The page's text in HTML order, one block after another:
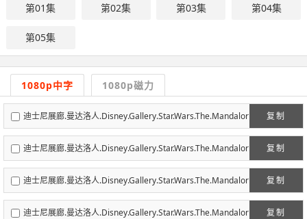
第01集 第02集 第03集 第04集
第05集
1080p中字 1080p磁力
复制
迪士尼展廊.曼达洛人.Disney.Gallery.Star.Wars.The.Mandalor
ian.S01E01.1080p.H265-NEW字幕组.mp4
复制
迪士尼展廊.曼达洛人.Disney.Gallery.Star.Wars.The.Mandalor
ian.S01E02.1080p.H265-NEW字幕组.mp4
复制
迪士尼展廊.曼达洛人.Disney.Gallery.Star.Wars.The.Mandalor
ian.S01E03.1080p.H265-NEW字幕组.mp4
复制
迪士尼展廊.曼达洛人.Disney.Gallery.Star.Wars.The.Mandalor